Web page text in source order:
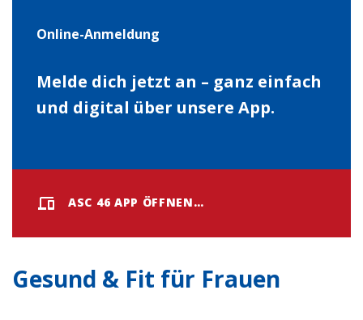
Online-Anmeldung
Melde dich jetzt an – ganz einfach
und digital über unsere App.
ASC 46 APP ÖFFNEN…
Gesund & Fit für Frauen